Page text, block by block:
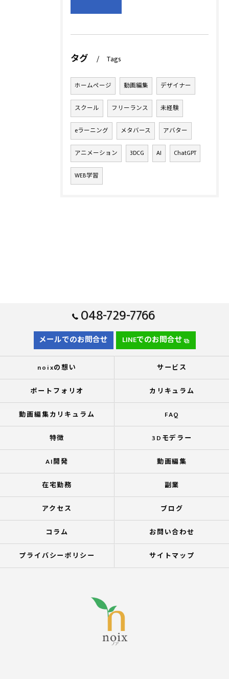
タグ Tags
ホームページ 動画編集 デザイナー
スクール フリーランス 未経験
eラーニング メタバース アバター
アニメーション 3DCG AI ChatGPT
WEB学習
048-729-7766
メールでのお問合せ LINEでのお問合せ
noixの想い サービス
ポートフォリオ カリキュラム
動画編集カリキュラム FAQ
特徴 3Dモデラー
AI開発 動画編集
在宅勤務 副業
アクセス ブログ
コラム お問い合わせ
プライバシーポリシー サイトマップ